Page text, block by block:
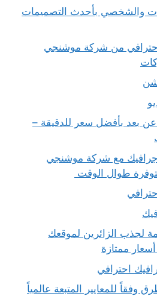
والشخصي بأحدث التصميمات
من شركة موشنجي
بعد بأفضل سعر للدقيقة –
مع شركة موشنجي
طوال الوقت
لجذب الزائرين لموقعك
ممتازة
احترافي
وفقاً للمعايير المتبعة عالمياً